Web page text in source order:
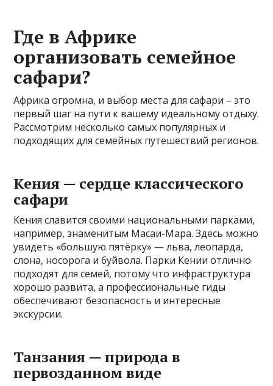
Где в Африке
организовать семейное
сафари?
Африка огромна, и выбор места для сафари – это
первый шаг на пути к вашему идеальному отдыху.
Рассмотрим несколько самых популярных и
подходящих для семейных путешествий регионов.
Кения — сердце классического
сафари
Кения славится своими национальными парками,
например, знаменитым Масаи-Мара. Здесь можно
увидеть «большую пятёрку» — льва, леопарда,
слона, носорога и буйвола. Парки Кении отлично
подходят для семей, потому что инфраструктура
хорошо развита, а профессиональные гиды
обеспечивают безопасность и интересные
экскурсии.
Танзания — природа в
первозданном виде